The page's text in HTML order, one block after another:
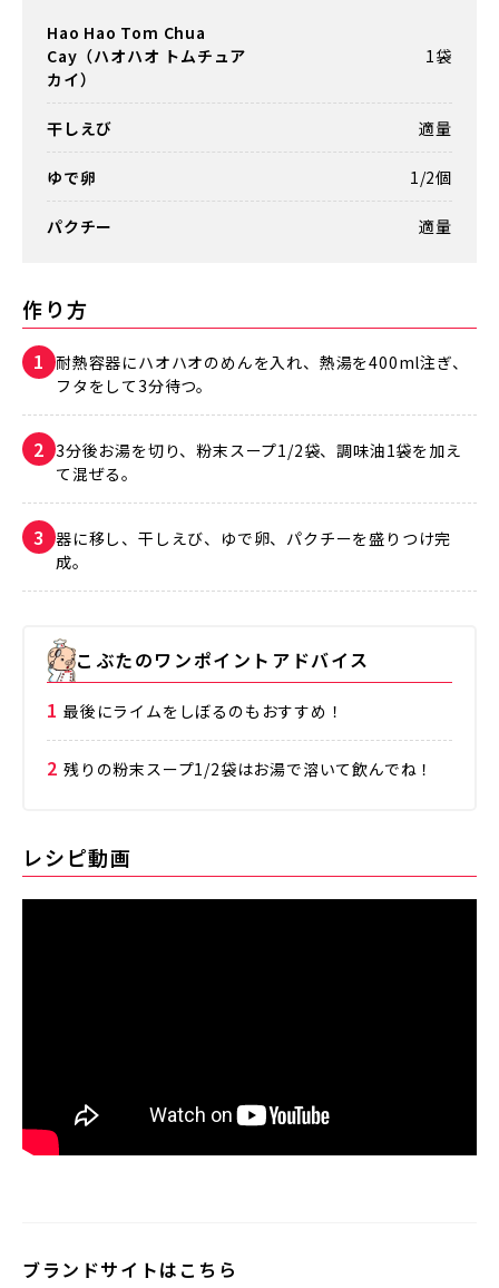
Hao Hao Tom Chua
Cay（ハオハオ トムチュア
カイ）
1袋
干しえび 適量
ゆで卵 1/2個
パクチー 適量
作り方
耐熱容器にハオハオのめんを入れ、熱湯を400ml注ぎ、
フタをして3分待つ。
3分後お湯を切り、粉末スープ1/2袋、調味油1袋を加え
て混ぜる。
器に移し、干しえび、ゆで卵、パクチーを盛りつけ完
成。
こぶたのワンポイントアドバイス
最後にライムをしぼるのもおすすめ！
残りの粉末スープ1/2袋はお湯で溶いて飲んでね！
レシピ動画
ブランドサイトはこちら